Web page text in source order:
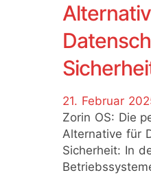
21. Februar
Zorin OS: Die
Alternative für
Sicherheit: In